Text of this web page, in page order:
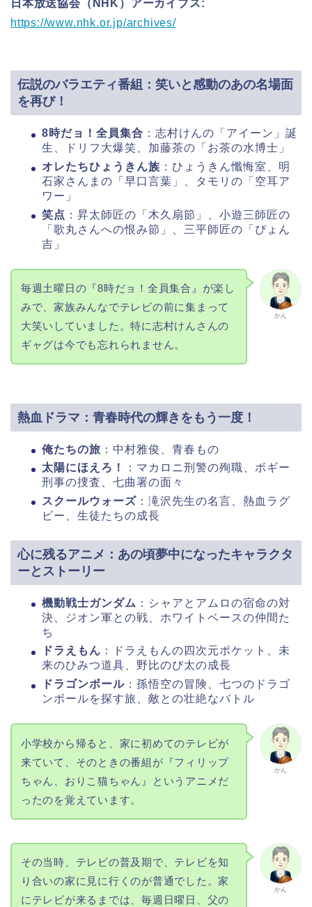
日本放送協会（NHK）アーカイブス:
https://www.nhk.or.jp/archives/
伝説のバラエティ番組：笑いと感動のあの名場面
を再び！
8時だョ！全員集合 ：志村けんの「アイーン」誕
生、ドリフ大爆笑、加藤茶の「お茶の水博士」
オレたちひょうきん族 ：ひょうきん懺悔室、明
石家さんまの「早口言葉」、タモリの「空耳ア
ワー」
笑点 ：昇太師匠の「木久扇節」、小遊三師匠の
「歌丸さんへの恨み節」、三平師匠の「ぴょん
吉」
かん
毎週土曜日の『8時だョ！全員集合』が楽し
みで、家族みんなでテレビの前に集まって
大笑いしていました。特に志村けんさんの
ギャグは今でも忘れられません。
熱血ドラマ：青春時代の輝きをもう一度！
俺たちの旅 ：中村雅俊、青春もの
太陽にほえろ！
：マカロニ刑警の殉職、ボギー
刑事の捜査、七曲署の面々
スクールウォーズ ：滝沢先生の名言、熱血ラグ
ビー、生徒たちの成長
心に残るアニメ：あの頃夢中になったキャラクタ
ーとストーリー
機動戦士ガンダム ：シャアとアムロの宿命の対
決、ジオン軍との戦、ホワイトベースの仲間た
ち
ドラえもん ：ドラえもんの四次元ポケット、未
来のひみつ道具、野比のび太の成長
ドラゴンボール ：孫悟空の冒険、七つのドラゴ
ンボールを探す旅、敵との壮絶なバトル
かん
小学校から帰ると、家に初めてのテレビが
来ていて、そのときの番組が『フィリップ
ちゃん、おりこ猫ちゃん』というアニメだ
ったのを覚えています。
かん
その当時、テレビの普及期で、テレビを知
り合いの家に見に行くのが普通でした。家
にテレビが来るまでは、毎週日曜日、父の